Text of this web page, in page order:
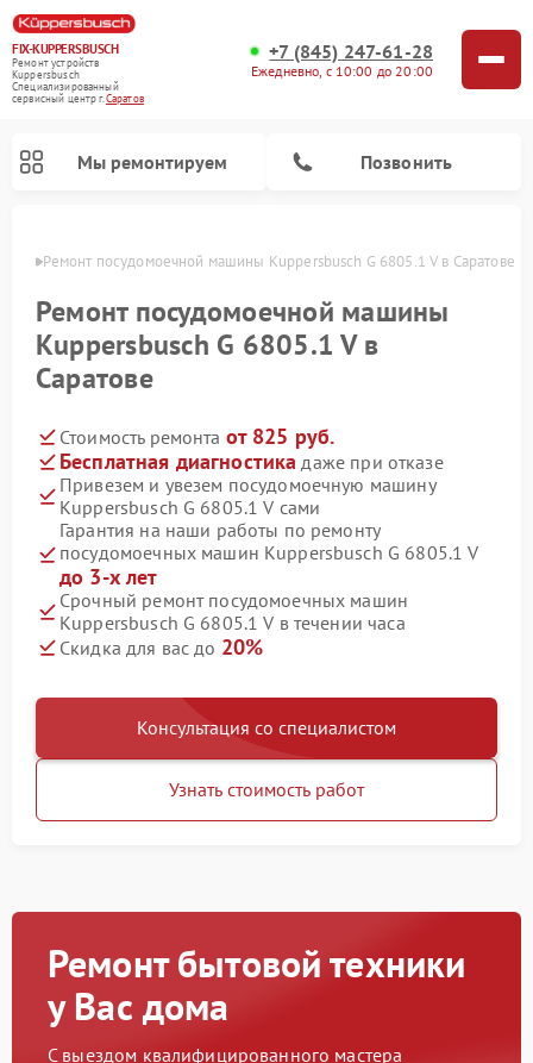
FIX-KUPPERSBUSCH
Ремонт устройств
Kuppersbusch
Специализированный
cервисный центр г.Саратов
+7 (845) 247-61-28
Ежедневно, с 10:00 до 20:00
Мы ремонтируем Позвонить
Ремонт посудомоечной машины Kuppersbusch G 6805.1 V в Саратове
Ремонт посудомоечной машины
Kuppersbusch G 6805.1 V в
Саратове
Стоимость ремонта от 825 руб.
Бесплатная диагностика даже при отказе
Привезем и увезем посудомоечную машину
Kuppersbusch G 6805.1 V сами
Гарантия на наши работы по ремонту
посудомоечных машин Kuppersbusch G 6805.1 V
до 3-х лет
Срочный ремонт посудомоечных машин
Kuppersbusch G 6805.1 V в течении часа
Скидка для вас до 20%
Консультация со специалистом
Узнать стоимость работ
Ремонт бытовой техники
у Вас дома
С выездом квалифицированного мастера